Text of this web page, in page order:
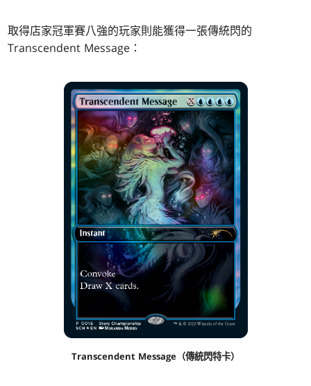
取得店家冠軍賽八強的玩家則能獲得一張傳統閃的
Transcendent Message：
Transcendent Message（傳統閃特卡）